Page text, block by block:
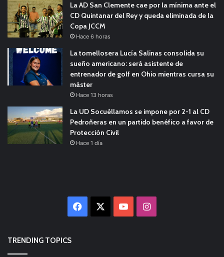
La AD San Clemente cae por la mínima ante el
CD Quintanar del Rey y queda eliminada de la
Copa JCCM
Hace 6 horas
La tomellosera Lucía Salinas consolida su
sueño americano: será asistente de
entrenador de golf en Ohio mientras cursa su
máster
Hace 13 horas
La UD Socuéllamos se impone por 2-1 al CD
Pedroñeras en un partido benéfico a favor de
Protección Civil
Hace 1 día
Facebook YouTubeInstagram
TRENDING TOPICS